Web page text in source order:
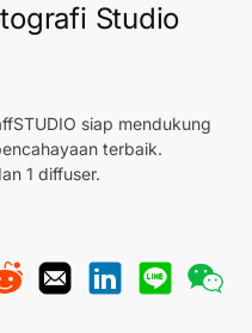
Studio
siap mendukung
terbaik.
1 diffuser.